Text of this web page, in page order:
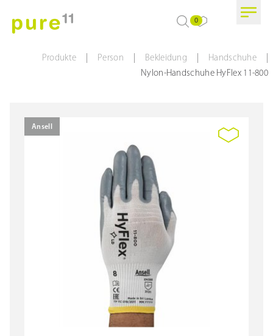
0
Produkte Person Bekleidung Handschuhe
Nylon-Handschuhe HyFlex 11-800
Ansell